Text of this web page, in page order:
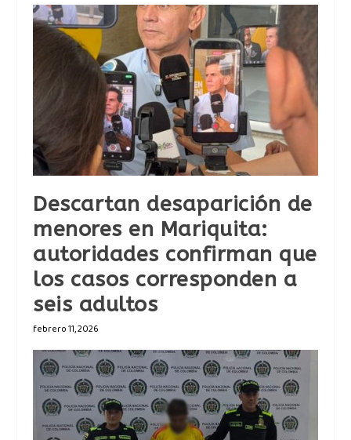
Descartan desaparición de
menores en Mariquita:
autoridades confirman que
los casos corresponden a
seis adultos
febrero 11, 2026